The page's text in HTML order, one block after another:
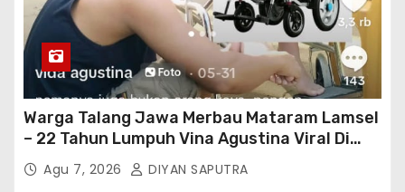
Warga Talang Jawa Merbau Mataram Lamsel
– 22 Tahun Lumpuh Vina Agustina Viral Di
Tiktok Inginkan Kursi Roda Listrik, Kepala
Perwakilan Provinsi Lampung Media
Agu 7, 2026 DIYAN SAPUTRA